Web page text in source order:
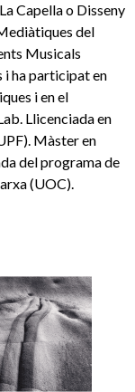
Capella o Disseny
del
Musicals
i ha participat en
i en el
Llicenciada en
Màster en
del programa de
(UOC).